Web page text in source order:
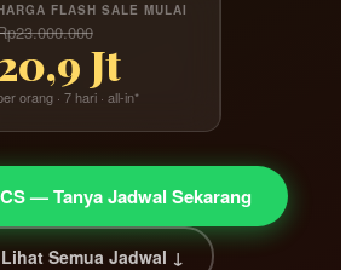
FLASH SALE MULAI
Jt
orang · 7 hari · all-in*
— Tanya Jadwal Sekarang
Lihat Semua Jadwal ↓